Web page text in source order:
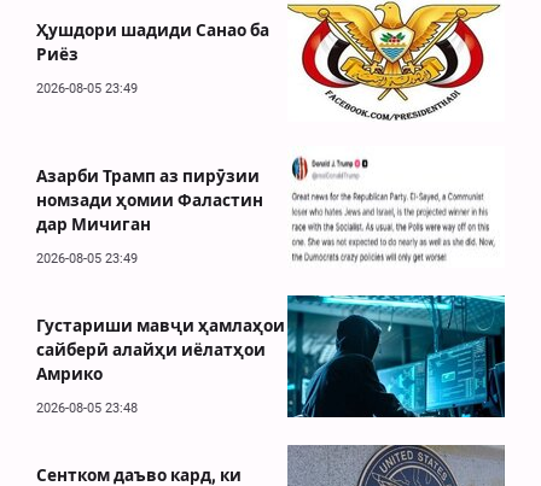
Ҳушдори шадиди Санао ба
Риёз
2026-08-05 23:49
Азарби Трамп аз пирӯзии
номзади ҳомии Фаластин
дар Мичиган
2026-08-05 23:49
Густариши мавҷи ҳамлаҳои
сайберӣ алайҳи иёлатҳои
Амрико
2026-08-05 23:48
Сентком даъво кард, ки